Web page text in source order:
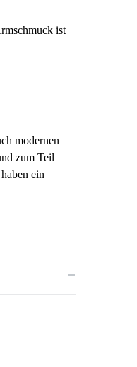
ist
modernen
zum Teil
ein